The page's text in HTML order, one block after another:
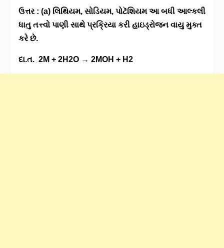
ઉત્તર : (a) લિથિયમ, સોડિયમ, પોટૅશિયમ આ બધી આલ્કલી
ધાતુ તત્ત્વો પાણી સાથે પ્રક્રિયા કરી હાઇડ્રોજન વાયુ મુક્ત
કરે છે.
દા.ત. 2M + 2H2O → 2MOH + H2